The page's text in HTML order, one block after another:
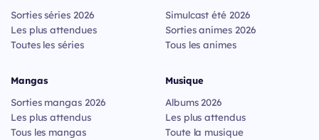
Sorties séries 2026
Les plus attendues
Toutes les séries
Simulcast été 2026
Sorties animes 2026
Tous les animes
Mangas
Sorties mangas 2026
Les plus attendus
Tous les mangas
Musique
Albums 2026
Les plus attendus
Toute la musique